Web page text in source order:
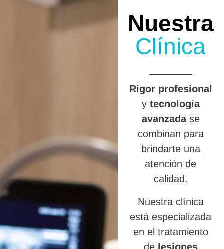
Nuestra
Clínica
Rigor profesional
y tecnología
avanzadase
combinan para
brindarte una
atención de
calidad.
Nuestra clínica
está especializada
en el tratamiento
de lesiones